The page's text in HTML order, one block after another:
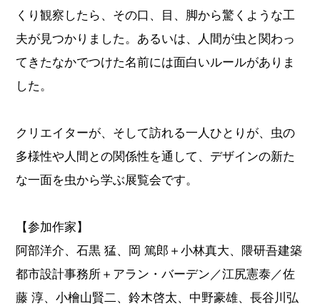
くり観察したら、その口、目、脚から驚くような工
夫が見つかりました。あるいは、人間が虫と関わっ
てきたなかでつけた名前には面白いルールがありま
した。
クリエイターが、そして訪れる一人ひとりが、虫の
多様性や人間との関係性を通して、デザインの新た
な一面を虫から学ぶ展覧会です。
【参加作家】
阿部洋介、石黒 猛、岡 篤郎＋小林真大、隈研吾建築
都市設計事務所＋アラン・バーデン／江尻憲泰／佐
藤 淳、小檜山賢二、鈴木啓太、中野豪雄、長谷川弘